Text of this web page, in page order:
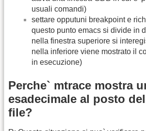
usuali comandi)
settare opputuni breakpoint e
questo punto emacs si divide in
nella finestra superiore si
nella inferiore viene mostrato il
in esecuzione)
Perche` mtrace mostra
esadecimale al posto
file?